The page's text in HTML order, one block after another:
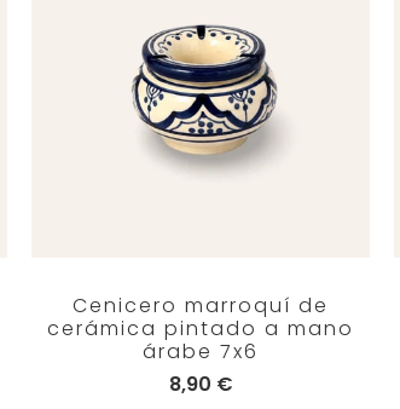
Cenicero marroquí de
cerámica pintado a mano
árabe 7x6
8,90 €